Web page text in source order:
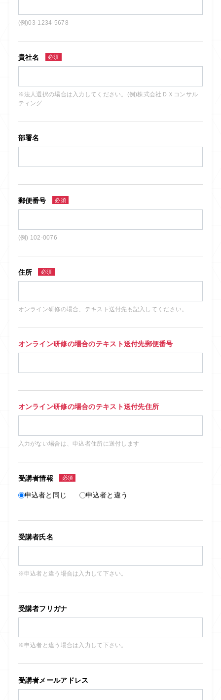
(例)03-1234-5678
貴社名 必須
※法人選択の場合は入力してください。(例)株式会社ＤＸコンサル
ティング
部署名
郵便番号 必須
(例) 102-0076
住所 必須
オンライン研修の場合、テキスト送付先も記入してください。
オンライン研修の場合のテキスト送付先郵便番号
オンライン研修の場合のテキスト送付先住所
入力がない場合は、申込者住所に送付します
受講者情報 必須
申込者と同じ 申込者と違う
受講者氏名
※申込者と違う場合は入力して下さい。
受講者フリガナ
※申込者と違う場合は入力して下さい。
受講者メールアドレス